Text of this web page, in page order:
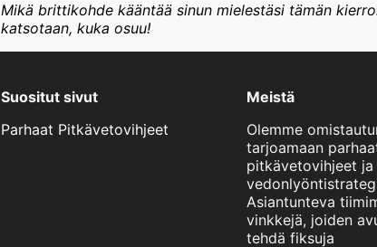
Mikä brittikohde kääntää sinun mielestäsi tämän
katsotaan, kuka osuu!
Suositut sivut
Parhaat Pitkävetovihjeet
Meistä
Olemme
tarjoamaan
pitkävetovihjeet ja
Asiantunteva
vinkkejä, joiden
tehdä fiksuja